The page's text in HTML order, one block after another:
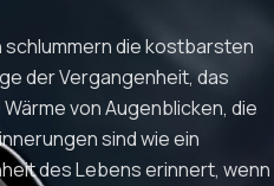
schlummern die kostbarsten
der Vergangenheit, das
von Augenblicken, die
sind wie ein
des Lebens erinnert, wenn